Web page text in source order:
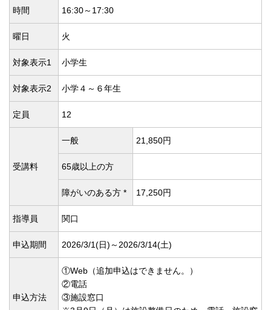
時間 16:30～17:30
曜日 火
対象表示1 小学生
対象表示2 小学４～６年生
定員 12
受講料
一般 21,850円
65歳以上の方
障がいのある方 * 17,250円
指導員 関口
申込期間 2026/3/1(日)～2026/3/14(土)
申込方法
①Web（追加申込はできません。）
②電話
③施設窓口